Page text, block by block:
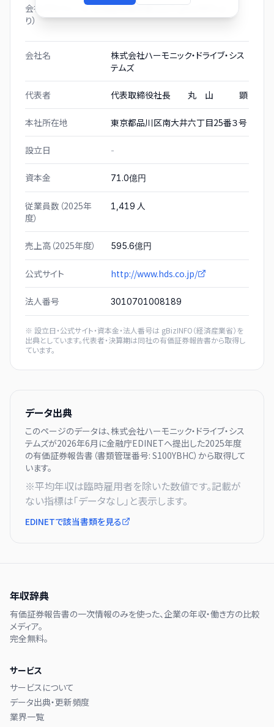
会社プロフィール（有価証券報告書および gBizINFO よ
り）
会社名
株式会社ハーモニック・ドライブ・シス
テムズ
代表者 代表取締役社長 丸 山 顕
本社所在地 東京都品川区南大井六丁目25番３号
設立日 -
資本金 71.0億円
従業員数（2025年
度）
1,419 人
売上高（2025年度） 595.6億円
公式サイト http://www.hds.co.jp/
法人番号 3010701008189
※ 設立日・公式サイト・資本金・法人番号は gBizINFO（経済産業省）を
出典としています。代表者・決算期は同社の有価証券報告書から取得し
ています。
データ出典
このページのデータは、株式会社ハーモニック・ドライブ・シス
テムズが2026年6月に金融庁EDINETへ提出した2025年度
の有価証券報告書（書類管理番号: S100YBHC）から取得して
います。
※平均年収は臨時雇用者を除いた数値です。記載が
ない指標は「データなし」と表示します。
EDINETで該当書類を見る
年収辞典
有価証券報告書の一次情報のみを使った、企業の年収・働き方の比較
メディア。
完全無料。
サービス
サービスについて
データ出典・更新頻度
業界一覧